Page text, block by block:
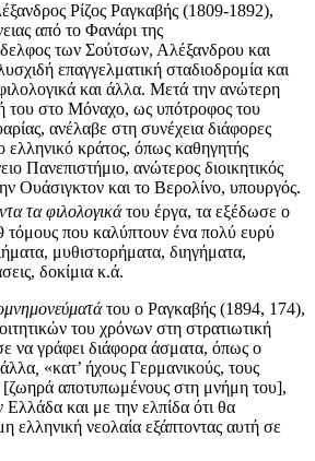
Ρίζος Ραγκαβής (1809-1892),
από το Φανάρι της
των Σούτσων, Αλέξανδρου και
επαγγελματική σταδιοδρομία και
και άλλα. Μετά την ανώτερη
του στο Μόναχο, ως υπότροφος του
ανέλαβε στη συνέχεια διάφορες
ελληνικό κράτος, όπως καθηγητής
Πανεπιστήμιο, ανώτερος διοικητικός
Ουάσιγκτον και το Βερολίνο, υπουργός.
τα φιλολογικάτου έργα, τα εξέδωσε ο
τόμους που καλύπτουν ένα πολύ ευρύ
μυθιστορήματα, διηγήματα,
δοκίμια κ.ά.
του ο Ραγκαβής (1894, 174),
του χρόνων στη στρατιωτική
να γράφει διάφορα άσματα, όπως ο
«κατ’ ήχους Γερμανικούς, τους
[ζωηρά αποτυπωμένους στη μνήμη του],
Ελλάδα και με την ελπίδα ότι θα
ελληνική νεολαία εξάπτοντας αυτή σε